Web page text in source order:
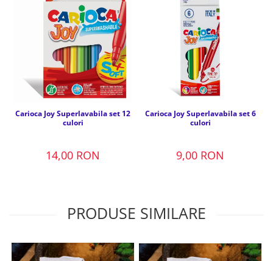
Carioca Joy Superlavabila set 12
culori
14,00 RON
Carioca Joy Superlavabila set 6
culori
9,00 RON
PRODUSE SIMILARE